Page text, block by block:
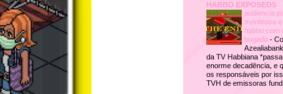
HABBO EXPOSEDS
audiencia
mentirosa
habbo com
bugado -
da TV Habbiana
enorme decadência, e
os responsáveis por
TVH de emissoras